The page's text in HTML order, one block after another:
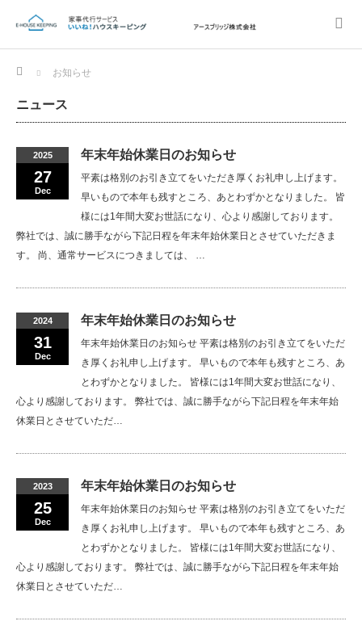
Home お知らせ
ニュース
2025
27
Dec
年末年始休業日のお知らせ
平素は格別のお引き立てをいただき厚くお礼申し上げます。
早いもので本年も残すところ、あとわずかとなりました。 皆
様には1年間大変お世話になり、心より感謝しております。
弊社では、誠に勝手ながら下記日程を年末年始休業日とさせていただきま
す。 尚、通常サービスにつきましては、 …
2024
31
Dec
年末年始休業日のお知らせ
年末年始休業日のお知らせ 平素は格別のお引き立てをいただ
き厚くお礼申し上げます。 早いもので本年も残すところ、あ
とわずかとなりました。 皆様には1年間大変お世話になり、
心より感謝しております。 弊社では、誠に勝手ながら下記日程を年末年始
休業日とさせていただ…
2023
25
Dec
年末年始休業日のお知らせ
年末年始休業日のお知らせ 平素は格別のお引き立てをいただ
き厚くお礼申し上げます。 早いもので本年も残すところ、あ
とわずかとなりました。 皆様には1年間大変お世話になり、
心より感謝しております。 弊社では、誠に勝手ながら下記日程を年末年始
休業日とさせていただ…